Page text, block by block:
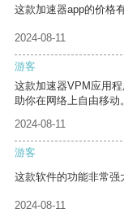
这款加速器app的价格
2024-08-11
游客
这款加速器VPM应用
助你在网络上自由移动。
2024-08-11
游客
这款软件的功能非常强
2024-08-11